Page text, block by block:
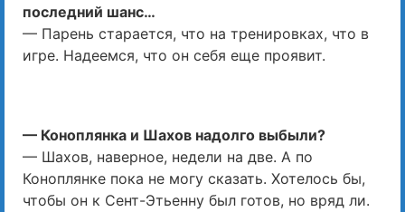
последний шанс…
— Парень старается, что на тренировках, что в
игре. Надеемся, что он себя еще проявит.
— Коноплянка и Шахов надолго выбыли?
— Шахов, наверное, недели на две. А по
Коноплянке пока не могу сказать. Хотелось бы,
чтобы он к Сент-Этьенну был готов, но вряд ли.